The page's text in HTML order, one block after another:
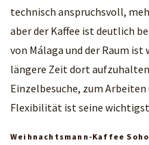
technisch anspruchsvoll,
aber der Kaffee ist deutlich
von Málaga und der Raum
längere Zeit dort
Einzelbesuche, zum Arbeiten
Flexibilität ist seine
Weihnachtsmann-Kaffee Soho